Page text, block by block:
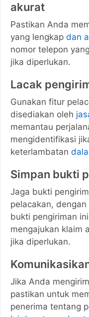
akurat
Pastikan Anda
yang lengkap dan
nomor telepon
jika diperlukan.
Lacak
Gunakan fitur
disediakan oleh
memantau
mengidentifikasi
keterlambatan
Simpan bukti
Jaga bukti
pelacakan,
bukti pengiriman
mengajukan klaim
jika diperlukan.
Jika Anda
pastikan untuk
penerima tentang